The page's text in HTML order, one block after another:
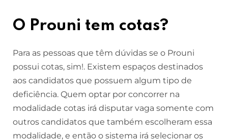
O Prouni tem cotas?
Para as pessoas que têm dúvidas se o Prouni
possui cotas, sim!. Existem espaços destinados
aos candidatos que possuem algum tipo de
deficiência. Quem optar por concorrer na
modalidade cotas irá disputar vaga somente com
outros candidatos que também escolheram essa
modalidade, e então o sistema irá selecionar os